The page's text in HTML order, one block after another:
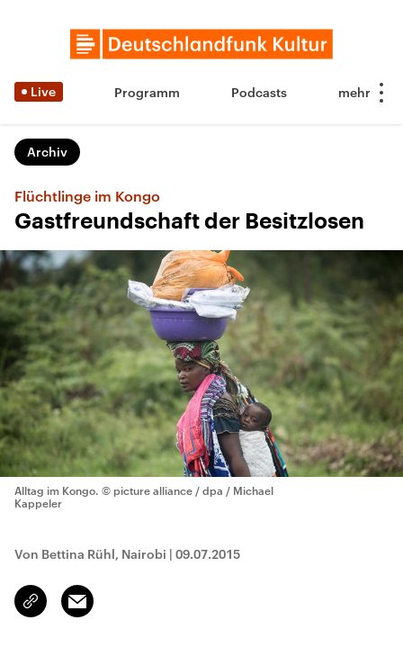
Live Programm Podcasts
Archiv
Flüchtlinge im Kongo
Gastfreundschaft der Besitzlosen
Alltag im Kongo. © picture alliance / dpa / Michael
Kappeler
Von Bettina Rühl, Nairobi | 09.07.2015
Link
kopieren/teilen
Email